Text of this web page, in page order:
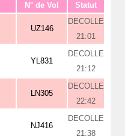
N° de Vol Statut
UZ146
DECOLLE
21:01
YL831
DECOLLE
21:12
LN305
DECOLLE
22:42
NJ416
DECOLLE
21:38